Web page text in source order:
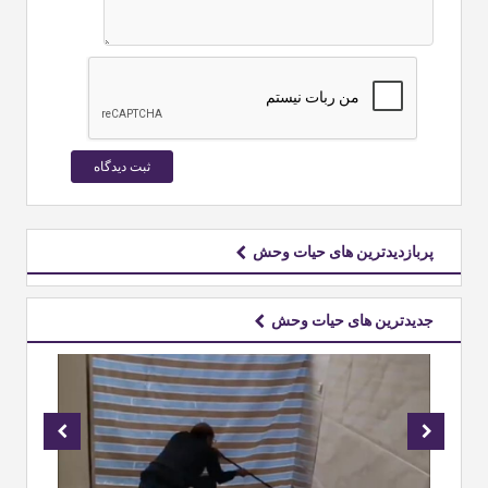
پربازدیدترین های حیات وحش
جدیدترین های حیات وحش